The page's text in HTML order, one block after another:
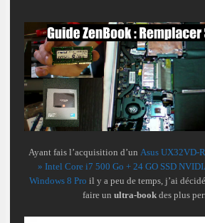
Ayant fais l’acquisition d’un Asus UX32VD-
» Intel Core i7 500 Go + 24 GO SSD
Windows 8 Pro il y a peu de temps, j’ai
faire un ultra-book des plus